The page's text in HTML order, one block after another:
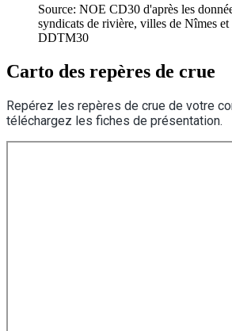
Source: NOE CD30 d'après les
syndicats de rivière, villes de Nîmes
DDTM30
Carto des repères de crue
Repérez les repères de crue de votre
téléchargez les fiches de présentation.